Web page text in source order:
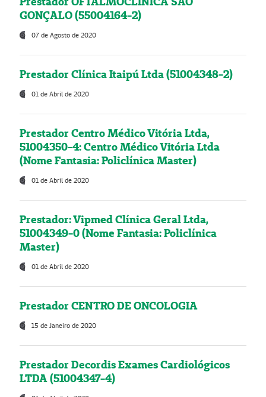
GONÇALO (55004164-2)
07 de Agosto de 2020
Prestador Clínica Itaipú Ltda (51004348-2)
01 de Abril de 2020
Prestador Centro Médico Vitória Ltda,
51004350-4: Centro Médico Vitória Ltda
(Nome Fantasia: Policlínica Master)
01 de Abril de 2020
Prestador: Vipmed Clínica Geral Ltda,
51004349-0 (Nome Fantasia: Policlínica
Master)
01 de Abril de 2020
Prestador CENTRO DE ONCOLOGIA
15 de Janeiro de 2020
Prestador Decordis Exames Cardiológicos
LTDA (51004347-4)